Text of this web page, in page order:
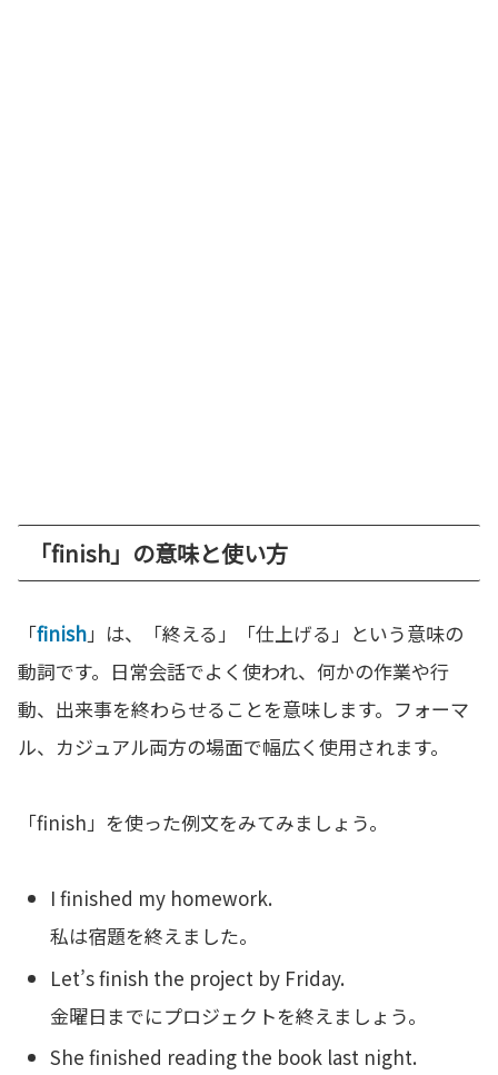
「finish」の意味と使い方
「finish」は、「終える」「仕上げる」という意味の
動詞です。日常会話でよく使われ、何かの作業や行
動、出来事を終わらせることを意味します。フォーマ
ル、カジュアル両方の場面で幅広く使用されます。
「finish」を使った例文をみてみましょう。
I finished my homework.
私は宿題を終えました。
Let’s finish the project by Friday.
金曜日までにプロジェクトを終えましょう。
She finished reading the book last night.